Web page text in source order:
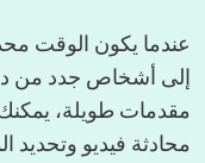
إلى أشخاص جدد من
مقدمات طويلة،
محادثة فيديو وتحديد